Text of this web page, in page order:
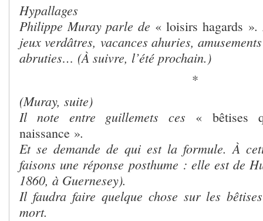
Hypallages
Philippe Muray parle de « loisirs hagards ».
jeux verdâtres, vacances ahuries,
abruties… (À suivre, l’été prochain.)
*
(Muray, suite)
Il note entre guillemets ces « bêtises
naissance ».
Et se demande de qui est la formule. À
faisons une réponse posthume : elle est de
1860, à Guernesey).
Il faudra faire quelque chose sur les
mort.